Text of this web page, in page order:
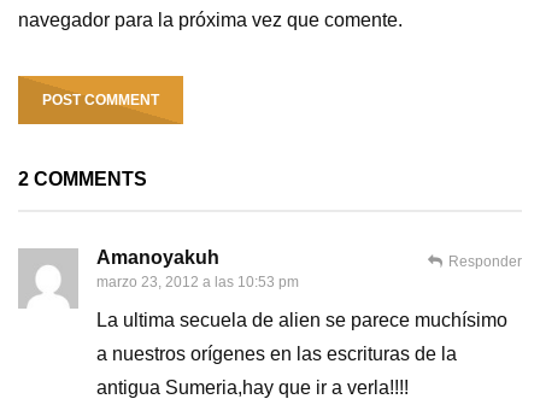
navegador para la próxima vez que comente.
2 COMMENTS
Amanoyakuh
marzo 23, 2012 a las 10:53 pm
La ultima secuela de alien se parece muchísimo
a nuestros orígenes en las escrituras de la
antigua Sumeria,hay que ir a verla!!!!
Responder